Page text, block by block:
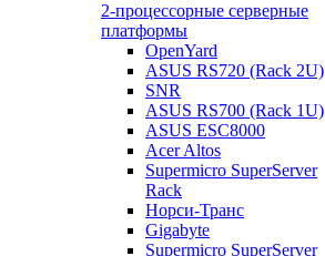
2-процессорные серверные
платформы
OpenYard
ASUS RS720 (Rack 2U)
SNR
ASUS RS700 (Rack 1U)
ASUS ESC8000
Acer Altos
Supermicro SuperServer
Rack
Норси-Транс
Gigabyte
Supermicro SuperServer